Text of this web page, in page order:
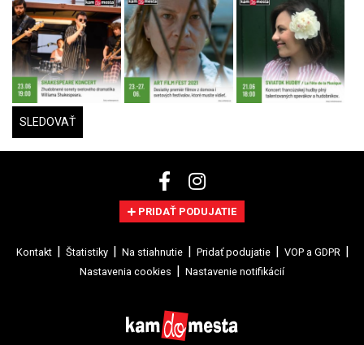
SLEDOVAŤ
PRIDAŤ PODUJATIE
Kontakt Štatistiky Na stiahnutie Pridať podujatie
VOP a GDPR
Nastavenia cookies
Nastavenie notifikácií